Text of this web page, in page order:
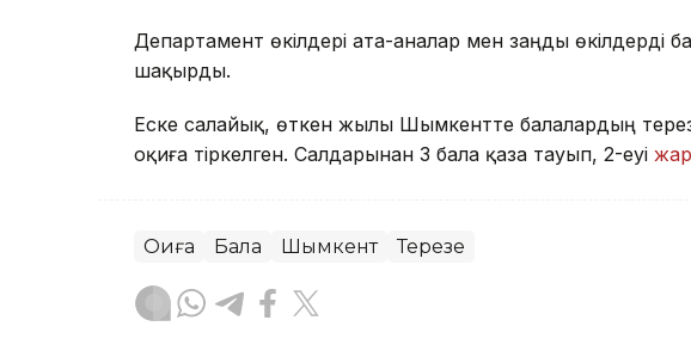
Департамент өкілдері ата-аналар мен заңды өкілдерді
шақырды.
Еске салайық, өткен жылы Шымкентте балалардың
оқиға тіркелген. Салдарынан 3 бала қаза тауып, 2-еуі
Оқиға Бала Шымкент Терезе